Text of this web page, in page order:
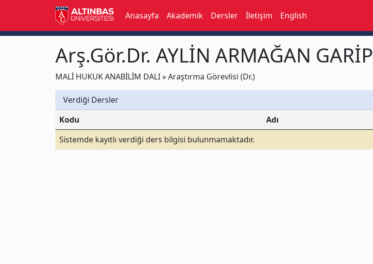
Anasayfa Akademik Dersler İletişim English
Arş.Gör.Dr. AYLİN ARMAĞAN GARİP
MALİ HUKUK ANABİLİM DALI » Araştırma Görevlisi (Dr.)
Verdiği Dersler
Kodu
Adı
Sistemde kayıtlı verdiği ders bilgisi bulunmamaktadır.